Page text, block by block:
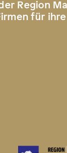
Region
für